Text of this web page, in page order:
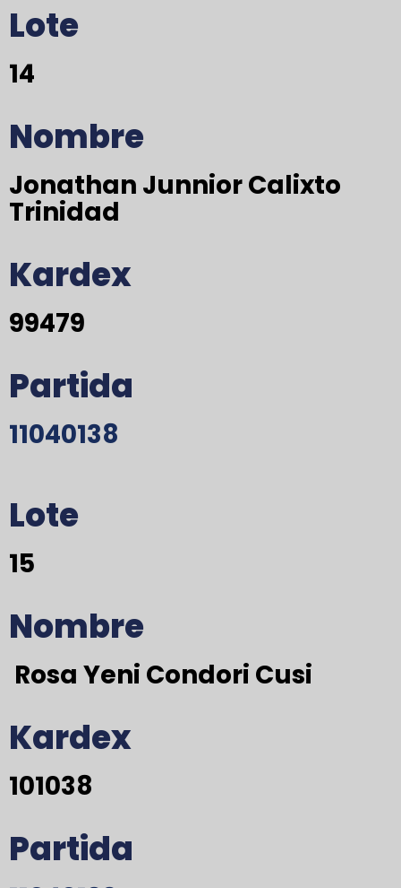
Lote
14
Nombre
Jonathan Junnior Calixto
Trinidad
Kardex
99479
Partida
11040138
Lote
15
Nombre
Rosa Yeni Condori Cusi
Kardex
101038
Partida